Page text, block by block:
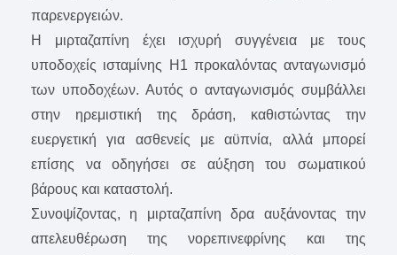
παρενεργειών.
Η μιρταζαπίνη έχει ισχυρή συγγένεια με τους
υποδοχείς ισταμίνης H1 προκαλόντας ανταγωνισμό
των υποδοχέων. Αυτός ο ανταγωνισμός συμβάλλει
στην ηρεμιστική της δράση, καθιστώντας την
ευεργετική για ασθενείς με αϋπνία, αλλά μπορεί
επίσης να οδηγήσει σε αύξηση του σωματικού
βάρους και καταστολή.
Συνοψίζοντας, η μιρταζαπίνη δρα αυξάνοντας την
απελευθέρωση της νορεπινεφρίνης και της